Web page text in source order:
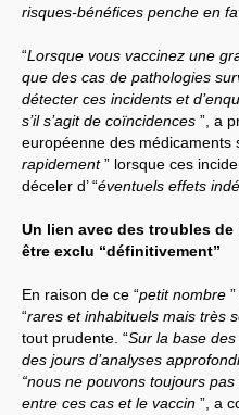
risques-bénéfices penche en
“Lorsque vous vaccinez une
que des cas de pathologies
détecter ces incidents et
s’il s’agit de coïncidences ”, a
européenne des médicaments
rapidement” lorsque ces
déceler d’ “éventuels effets
Un lien avec des troubles
être exclu “définitivement”
En raison de ce “petit nombre
“rares et inhabituels mais très
tout prudente. “Sur la base
des jours d’analyses
“nous ne pouvons toujours
entre ces cas et le vaccin ”, a